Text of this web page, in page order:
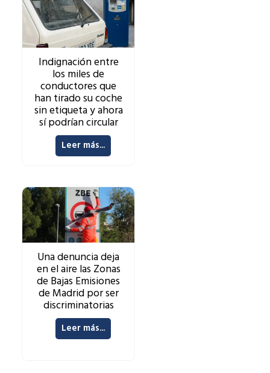
Indignación entre
los miles de
conductores que
han tirado su coche
sin etiqueta y ahora
sí podrían circular
Leer más...
Una denuncia deja
en el aire las Zonas
de Bajas Emisiones
de Madrid por ser
discriminatorias
Leer más...